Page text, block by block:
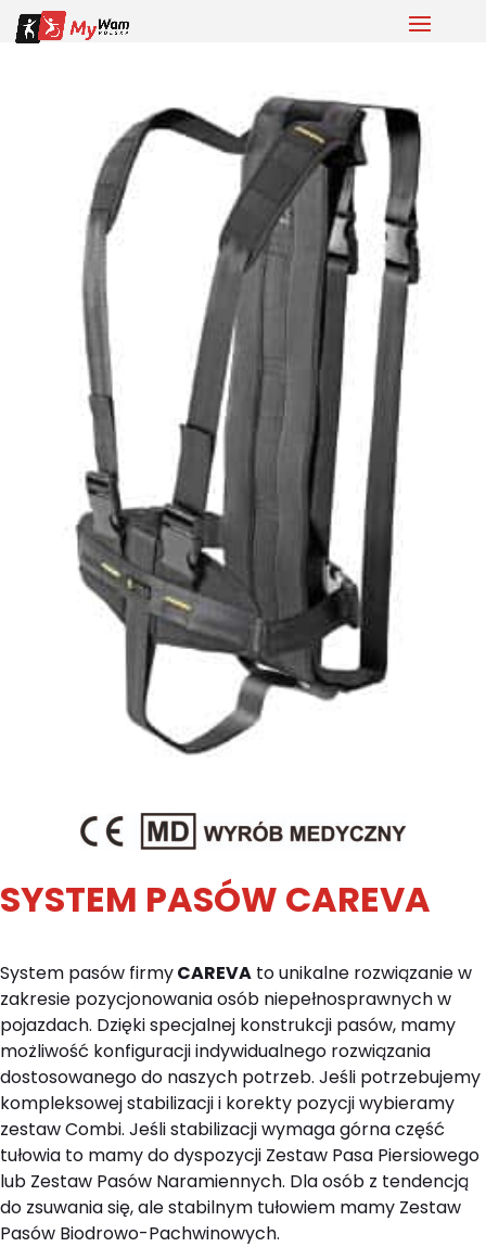
SYSTEM PASÓW CAREVA
System pasów firmyCAREVA to unikalne rozwiązanie w
zakresie pozycjonowania osób niepełnosprawnych w
pojazdach. Dzięki specjalnej konstrukcji pasów, mamy
możliwość konfiguracji indywidualnego rozwiązania
dostosowanego do naszych potrzeb. Jeśli potrzebujemy
kompleksowej stabilizacji i korekty pozycji wybieramy
zestaw Combi. Jeśli stabilizacji wymaga górna część
tułowia to mamy do dyspozycji Zestaw Pasa Piersiowego
lub Zestaw Pasów Naramiennych. Dla osób z tendencją
do zsuwania się, ale stabilnym tułowiem mamy Zestaw
Pasów Biodrowo-Pachwinowych.